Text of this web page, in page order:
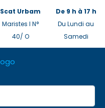
Scat Urbam
Maristes I N°
40/ O
De 9 h à 17 h
Du Lundi au
Samedi